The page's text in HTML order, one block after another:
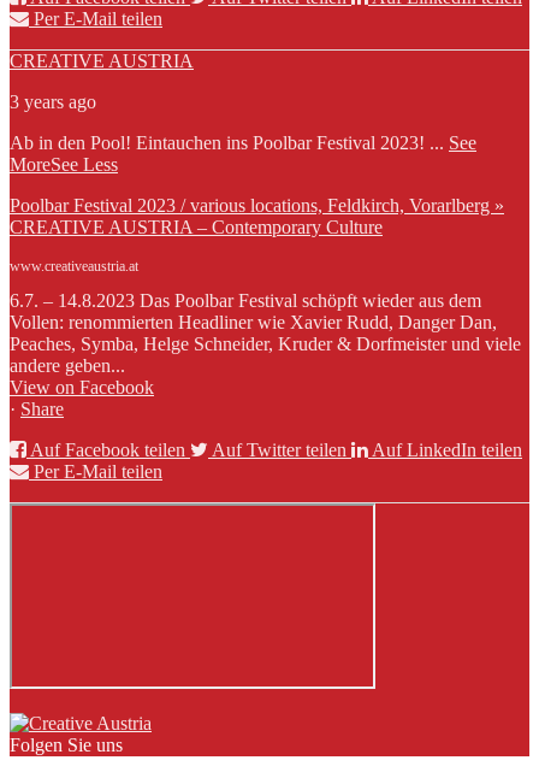
Per E-Mail teilen
CREATIVE AUSTRIA
3 years ago
Ab in den Pool! Eintauchen ins Poolbar Festival 2023! ... See
MoreSee Less
Poolbar Festival 2023 / various locations, Feldkirch, Vorarlberg »
CREATIVE AUSTRIA – Contemporary Culture
www.creativeaustria.at
6.7. – 14.8.2023 Das Poolbar Festival schöpft wieder aus dem
Vollen: renommierten Headliner wie Xavier Rudd, Danger Dan,
Peaches, Symba, Helge Schneider, Kruder & Dorfmeister und viele
andere geben...
View on Facebook
· Share
Auf Facebook teilen
Auf Twitter teilen
Auf LinkedIn teilen
Per E-Mail teilen
Folgen Sie uns